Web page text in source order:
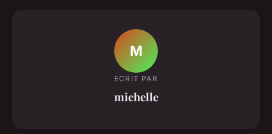
M
ECRIT PAR
michelle